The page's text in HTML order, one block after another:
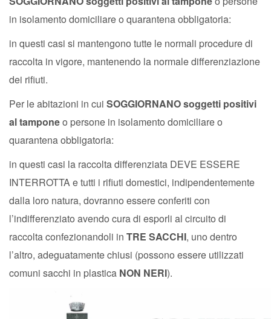
in isolamento domiciliare o quarantena obbligatoria:
in questi casi si mantengono tutte le normali procedure di
raccolta in vigore, mantenendo la normale differenziazione
dei rifiuti.
Per le abitazioni in cui SOGGIORNANO soggetti positivi
al tamponeo persone in isolamento domiciliare o
quarantena obbligatoria:
in questi casi la raccolta differenziata DEVE ESSERE
INTERROTTA e tutti i rifiuti domestici, indipendentemente
dalla loro natura, dovranno essere conferiti con
l’indifferenziato avendo cura di esporli al circuito di
raccolta confezionandoli in TRE SACCHI, uno dentro
l’altro, adeguatamente chiusi (possono essere utilizzati
comuni sacchi in plastica NON NERI).